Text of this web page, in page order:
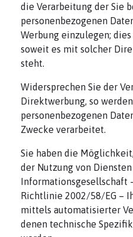
die Verarbeitung der Sie
personenbezogenen
Werbung einzulegen;
soweit es mit solcher
steht.
Widersprechen Sie der
Direktwerbung, so
personenbezogenen
Zwecke verarbeitet.
Sie haben die
der Nutzung von
Informationsgesellschaft
Richtlinie 2002/58/EG –
mittels automatisierter
denen technische